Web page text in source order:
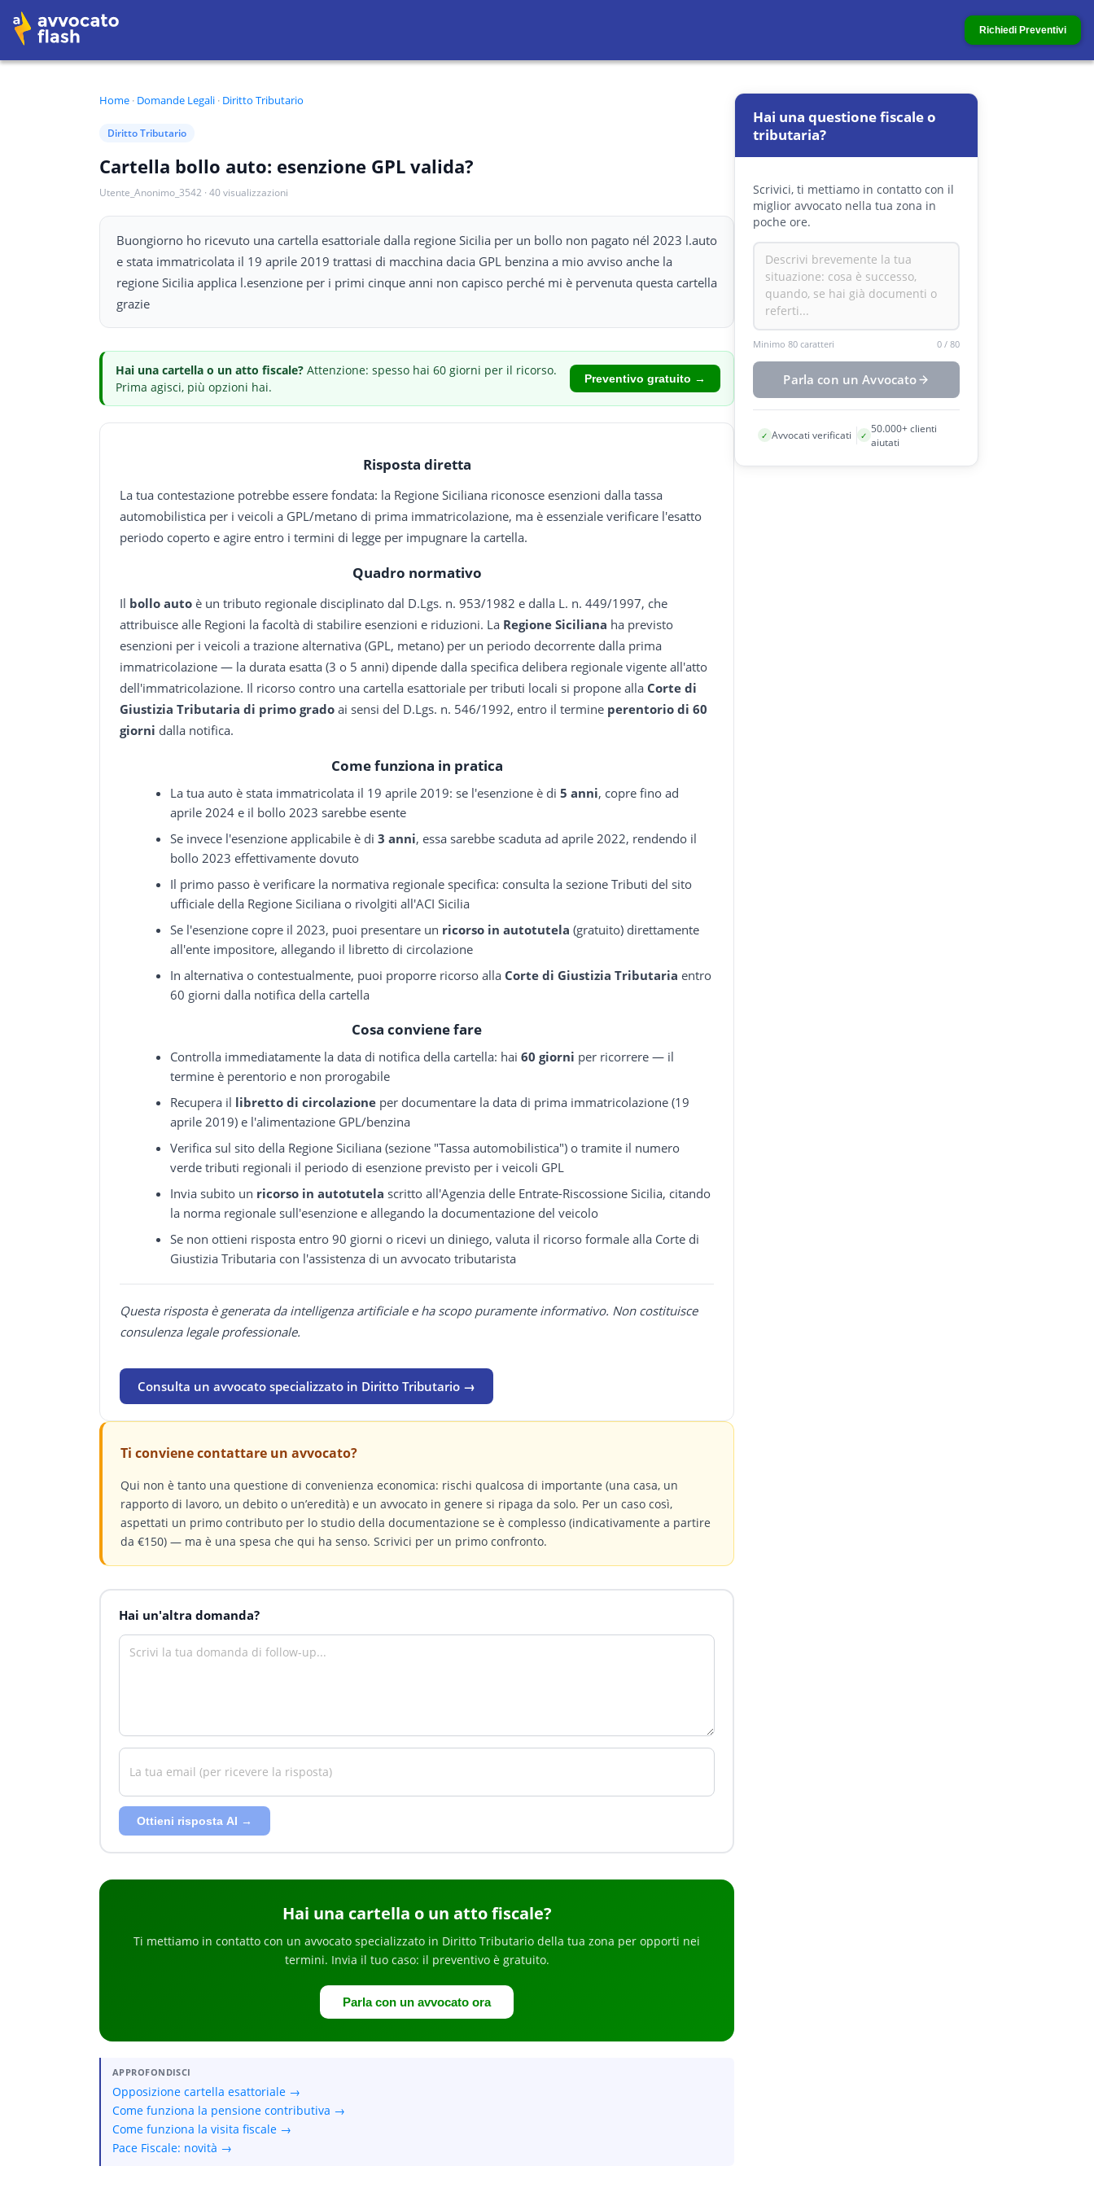
Richiedi Preventivi
Home · Domande Legali · Diritto Tributario
Diritto Tributario
Cartella bollo auto: esenzione GPL valida?
Utente_Anonimo_3542 · 40visualizzazioni
Buongiorno ho ricevuto una cartella esattoriale dalla regione Sicilia per un bollo non pagato nél 2023 l.auto
e stata immatricolata il 19 aprile 2019 trattasi di macchina dacia GPL benzina a mio avviso anche la
regione Sicilia applica l.esenzione per i primi cinque anni non capisco perché mi è pervenuta questa cartella
grazie
Hai una cartella o un atto fiscale? Attenzione: spesso hai 60 giorni per il ricorso.
Prima agisci, più opzioni hai.
Preventivo gratuito →
Risposta diretta
La tua contestazione potrebbe essere fondata: la Regione Siciliana riconosce esenzioni dalla tassa
automobilistica per i veicoli a GPL/metano di prima immatricolazione, ma è essenziale verificare l'esatto
periodo coperto e agire entro i termini di legge per impugnare la cartella.
Quadro normativo
Il bollo auto è un tributo regionale disciplinato dal D.Lgs. n. 953/1982 e dalla L. n. 449/1997, che
attribuisce alle Regioni la facoltà di stabilire esenzioni e riduzioni. La Regione Siciliana ha previsto
esenzioni per i veicoli a trazione alternativa (GPL, metano) per un periodo decorrente dalla prima
immatricolazione — la durata esatta (3 o 5 anni) dipende dalla specifica delibera regionale vigente all'atto
dell'immatricolazione. Il ricorso contro una cartella esattoriale per tributi locali si propone alla Corte di
Giustizia Tributaria di primo grado ai sensi del D.Lgs. n. 546/1992, entro il termine perentorio di 60
giorni dalla notifica.
Come funziona in pratica
La tua auto è stata immatricolata il 19 aprile 2019: se l'esenzione è di5 anni, copre fino ad
aprile 2024 e il bollo 2023 sarebbe esente
Se invece l'esenzione applicabile è di3 anni, essa sarebbe scaduta ad aprile 2022, rendendo il
bollo 2023 effettivamente dovuto
Il primo passo è verificare la normativa regionale specifica: consulta la sezione Tributi del sito
ufficiale della Regione Siciliana o rivolgiti all'ACI Sicilia
Se l'esenzione copre il 2023, puoi presentare un ricorso in autotutela (gratuito) direttamente
all'ente impositore, allegando il libretto di circolazione
In alternativa o contestualmente, puoi proporre ricorso alla Corte di Giustizia Tributaria entro
60 giorni dalla notifica della cartella
Cosa conviene fare
Controlla immediatamente la data di notifica della cartella: hai60 giorni per ricorrere — il
termine è perentorio e non prorogabile
Recupera il libretto di circolazione per documentare la data di prima immatricolazione (19
aprile 2019) e l'alimentazione GPL/benzina
Verifica sul sito della Regione Siciliana (sezione "Tassa automobilistica") o tramite il numero
verde tributi regionali il periodo di esenzione previsto per i veicoli GPL
Invia subito un ricorso in autotutela scritto all'Agenzia delle Entrate-Riscossione Sicilia, citando
la norma regionale sull'esenzione e allegando la documentazione del veicolo
Se non ottieni risposta entro 90 giorni o ricevi un diniego, valuta il ricorso formale alla Corte di
Giustizia Tributaria con l'assistenza di un avvocato tributarista
Questa risposta è generata da intelligenza artificiale e ha scopo puramente informativo. Non costituisce
consulenza legale professionale.
Consulta un avvocato specializzato in Diritto Tributario →
Ti conviene contattare un avvocato?
Qui non è tanto una questione di convenienza economica: rischi qualcosa di importante (una casa, un
rapporto di lavoro, un debito o un’eredità) e un avvocato in genere si ripaga da solo. Per un caso così,
aspettati un primo contributo per lo studio della documentazione se è complesso (indicativamente a partire
da €150) — ma è una spesa che qui ha senso. Scrivici per un primo confronto.
Hai un'altra domanda?
Ottieni risposta AI →
Hai una cartella o un atto fiscale?
Ti mettiamo in contatto con un avvocato specializzato in Diritto Tributario della tua zona per opporti nei
termini. Invia il tuo caso: il preventivo è gratuito.
Parla con un avvocato ora
APPROFONDISCI
Opposizione cartella esattoriale →
Come funziona la pensione contributiva →
Come funziona la visita fiscale →
Pace Fiscale: novità →
Hai una questione fiscale o
tributaria?
Scrivici, ti mettiamo in contatto con il
miglior avvocato nella tua zona in
poche ore.
Minimo 80 caratteri 0 / 80
Parla con un Avvocato
✓ Avvocati verificati ✓ 50.000+ clienti
aiutati